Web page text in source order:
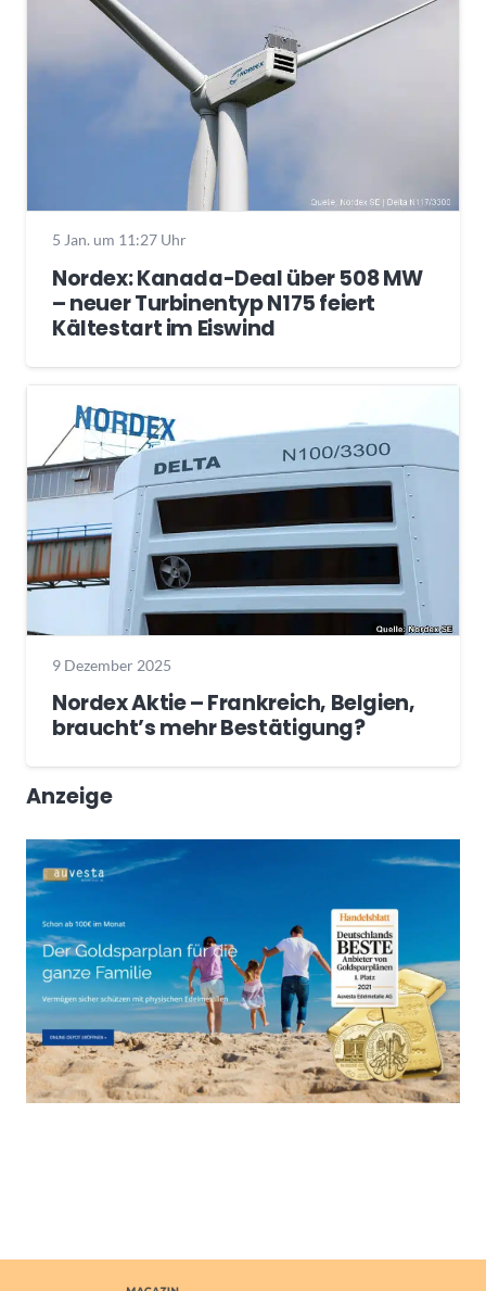
5 Jan. um 11:27 Uhr
Nordex: Kanada-Deal über 508 MW
– neuer Turbinentyp N175 feiert
Kältestart im Eiswind
9 Dezember 2025
Nordex Aktie – Frankreich, Belgien,
braucht’s mehr Bestätigung?
Anzeige